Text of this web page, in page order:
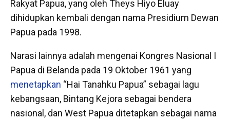
Rakyat Papua, yang oleh Theys Hiyo Eluay
dihidupkan kembali dengan nama Presidium Dewan
Papua pada 1998.
Narasi lainnya adalah mengenai Kongres Nasional I
Papua di Belanda pada 19 Oktober 1961 yang
menetapkan “Hai Tanahku Papua” sebagai lagu
kebangsaan, Bintang Kejora sebagai bendera
nasional, dan West Papua ditetapkan sebagai nama